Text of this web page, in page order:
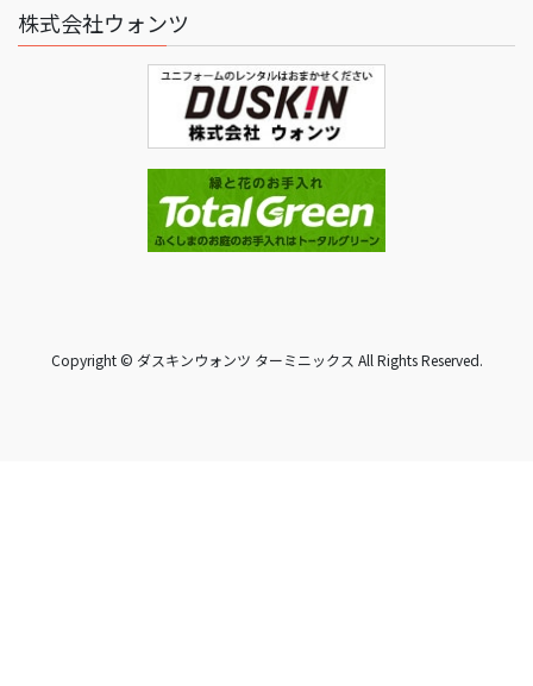
株式会社ウォンツ
Copyright © ダスキンウォンツ ターミニックス All Rights Reserved.